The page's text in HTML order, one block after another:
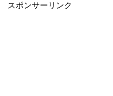
スポンサーリンク